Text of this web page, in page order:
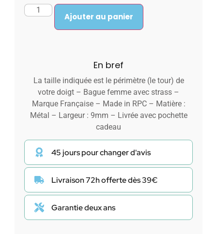
Ajouter au panier
En bref
La taille indiquée est le périmètre (le tour) de
votre doigt – Bague femme avec strass –
Marque Française – Made in RPC – Matière :
Métal – Largeur : 9mm – Livrée avec pochette
cadeau
45 jours pour changer d'avis
Livraison 72h offerte dès 39€
Garantie deux ans